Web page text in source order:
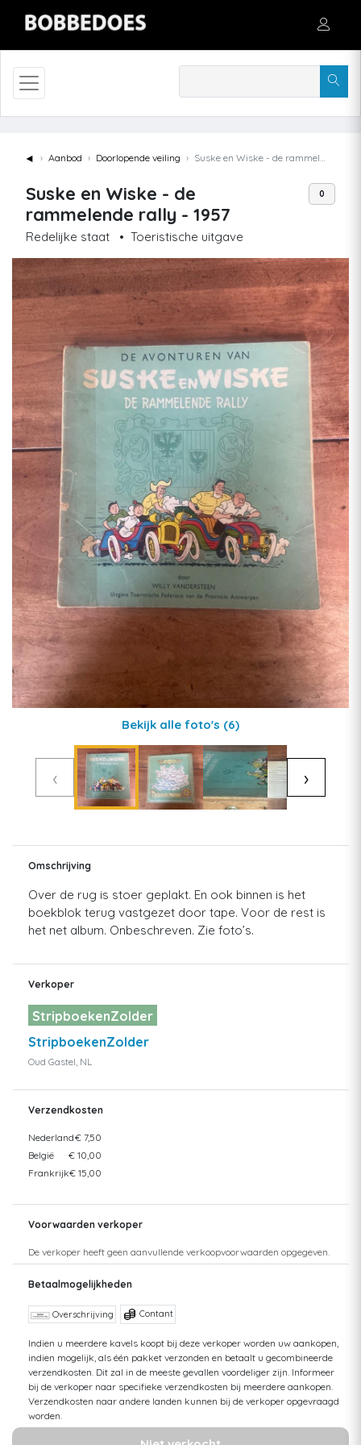
◄ Aanbod Doorlopende veiling Suske en Wiske - de rammelende rally - 1957
Suske en Wiske - de
rammelende rally - 1957
Redelijke staat • Toeristische uitgave
0
Bekijk alle foto's (6)
‹ ›
Omschrijving
Over de rug is stoer geplakt. En ook binnen is het
boekblok terug vastgezet door tape. Voor de rest is
het net album. Onbeschreven. Zie foto’s.
Verkoper
StripboekenZolder
StripboekenZolder
Oud Gastel, NL
Verzendkosten
Nederland€ 7,50
België
€ 10,00
Frankrijk€ 15,00
Voorwaarden verkoper
De verkoper heeft geen aanvullende verkoopvoorwaarden opgegeven.
Betaalmogelijkheden
Overschrijving Contant
Indien u meerdere kavels koopt bij deze verkoper worden uw aankopen,
indien mogelijk, als één pakket verzonden en betaalt u gecombineerde
verzendkosten. Dit zal in de meeste gevallen voordeliger zijn. Informeer
bij de verkoper naar specifieke verzendkosten bij meerdere aankopen.
Verzendkosten naar andere landen kunnen bij de verkoper opgevraagd
worden.